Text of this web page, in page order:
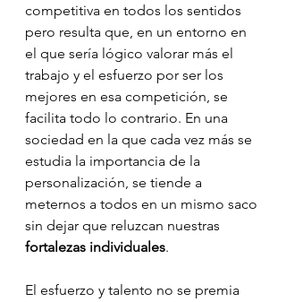
competitiva en todos los sentidos
pero resulta que, en un entorno en
el que sería lógico valorar más el
trabajo y el esfuerzo por ser los
mejores en esa competición, se
facilita todo lo contrario. En una
sociedad en la que cada vez más se
estudia la importancia de la
personalización, se tiende a
meternos a todos en un mismo saco
sin dejar que reluzcan nuestras
fortalezas individuales.
El esfuerzo y talento no se premia